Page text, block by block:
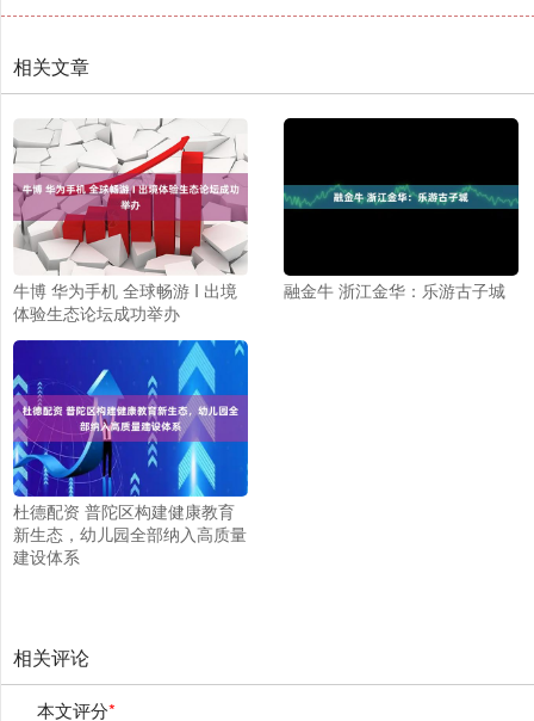
相关文章
牛博 华为手机 全球畅游 I 出境
体验生态论坛成功举办
融金牛 浙江金华：乐游古子城
杜德配资 普陀区构建健康教育
新生态，幼儿园全部纳入高质量
建设体系
相关评论
本文评分*